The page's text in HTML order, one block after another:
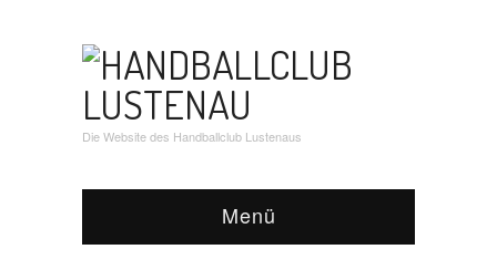
Die Website des Handballclub Lustenaus
Menü